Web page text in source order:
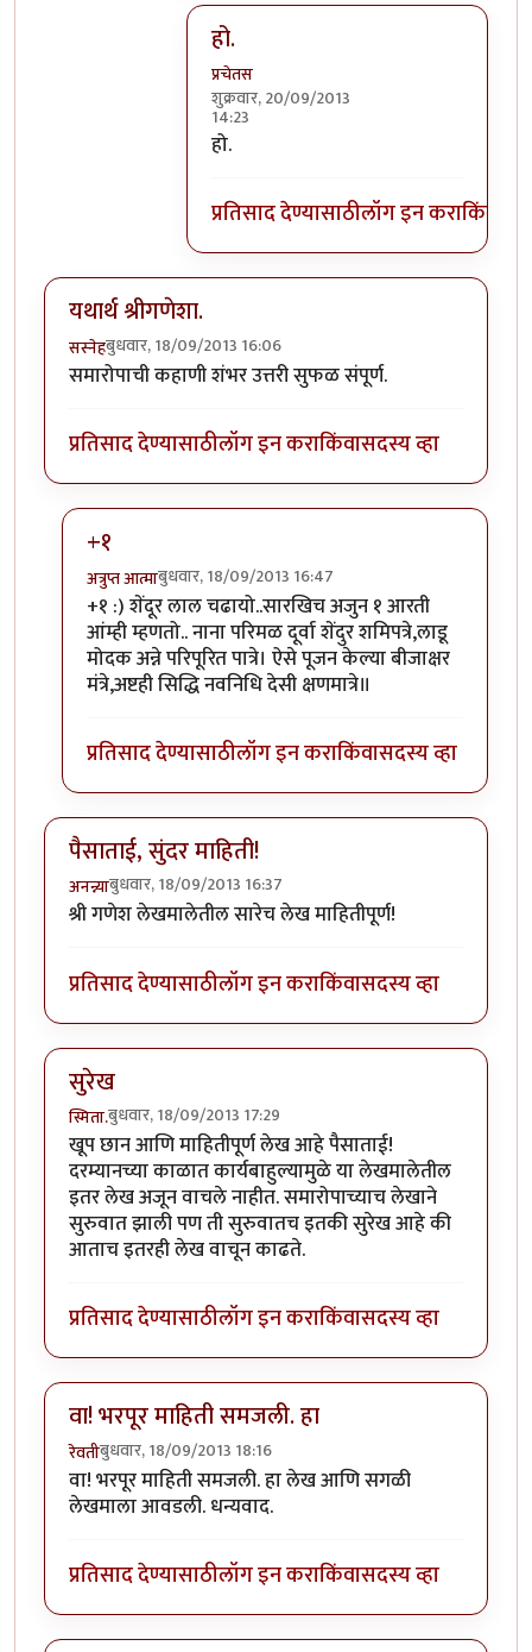
हो.
प्रचेतस
शुक्रवार, 20/09/2013
14:23
In reply to
हो.
प्रतिसाद देण्यासाठीलॉग इन कराकिंवा
यथार्थ श्रीगणेशा.
सस्नेहबुधवार, 18/09/2013 16:06
समारोपाची कहाणी शंभर उत्तरी सुफळ संपूर्ण.
प्रतिसाद देण्यासाठीलॉग इन कराकिंवासदस्य व्हा
+१
अत्रुप्त आत्माबुधवार, 18/09/2013 16:47
In reply toयथार्थ श्रीगणेशा.byसस्नेह
+१ :) शेंदूर लाल चढायो..सारखिच अजुन १ आरती
आंम्ही म्हणतो.. नाना परिमळ दूर्वा शेंदुर शमिपत्रे,लाडू
मोदक अन्ने परिपूरित पात्रे। ऐसे पूजन केल्या बीजाक्षर
मंत्रे,अष्टही सिद्धि नवनिधि देसी क्षणमात्रे॥
प्रतिसाद देण्यासाठीलॉग इन कराकिंवासदस्य व्हा
पैसाताई, सुंदर माहिती!
अनन्न्याबुधवार, 18/09/2013 16:37
श्री गणेश लेखमालेतील सारेच लेख माहितीपूर्ण!
प्रतिसाद देण्यासाठीलॉग इन कराकिंवासदस्य व्हा
सुरेख
स्मिता.बुधवार, 18/09/2013 17:29
खूप छान आणि माहितीपूर्ण लेख आहे पैसाताई!
दरम्यानच्या काळात कार्यबाहुल्यामुळे या लेखमालेतील
इतर लेख अजून वाचले नाहीत. समारोपाच्याच लेखाने
सुरुवात झाली पण ती सुरुवातच इतकी सुरेख आहे की
आताच इतरही लेख वाचून काढते.
प्रतिसाद देण्यासाठीलॉग इन कराकिंवासदस्य व्हा
वा! भरपूर माहिती समजली. हा
रेवतीबुधवार, 18/09/2013 18:16
वा! भरपूर माहिती समजली. हा लेख आणि सगळी
लेखमाला आवडली. धन्यवाद.
प्रतिसाद देण्यासाठीलॉग इन कराकिंवासदस्य व्हा